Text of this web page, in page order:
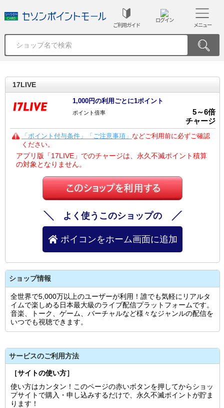
ご利用ガイド
ログイン
メニュー
17LIVE
1,000円の利用ごとに1ポイント
ポイント倍率 5～6倍
チャージ
「ポイント付与条件」「ご注意事項」 などご利用前に必ずご確認
ください。
アプリ版「17LIVE」でのチャージは、永久不滅ポイント積算
の対象となりません。
よく使うこのショップの
ポイコンをホーム画面に追加
ショップ情報
全世界で5,000万以上のユーザーが利用！誰でも気軽にリアルタ
イムで楽しめる日本最大級のライブ配信プラットフォームです。
音楽、トーク、ゲーム、バーチャルなど様々なジャンルの配信を
いつでも視聴できます。
サービスのご利用方法
［サイトの使い方］
使い方はカンタン！このページの赤いボタンを押してからショッ
プサイトで購入・申し込みするだけで、永久不滅ポイントが貯ま
ります！